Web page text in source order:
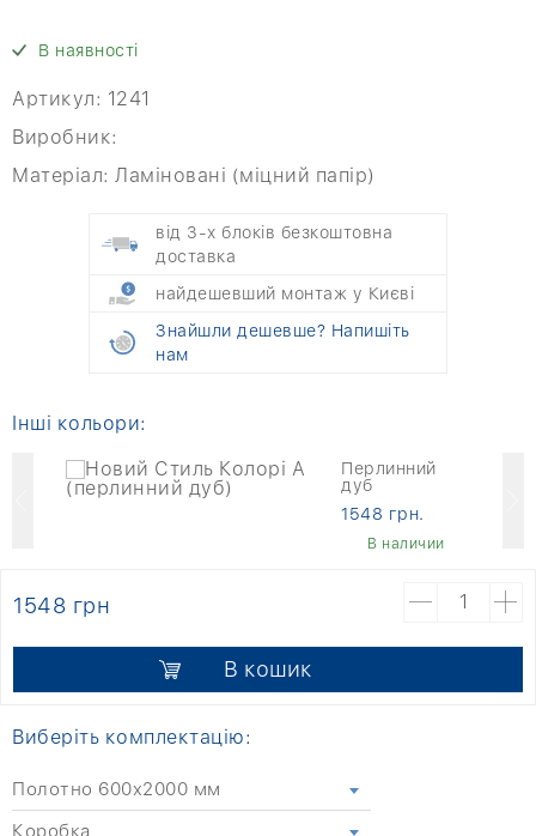
В наявності
Артикул: 1241
Виробник:
Матеріал: Ламіновані (міцний папір)
від 3-х блоків безкоштовна
доставка
найдешевший монтаж у Києві
Знайшли дешевше? Напишіть
нам
Інші кольори:
Перлинний
дуб
1548 грн.
В наличии
1548 грн
В кошик
Виберіть комплектацію:
Полотно 600x2000 мм
Коробка